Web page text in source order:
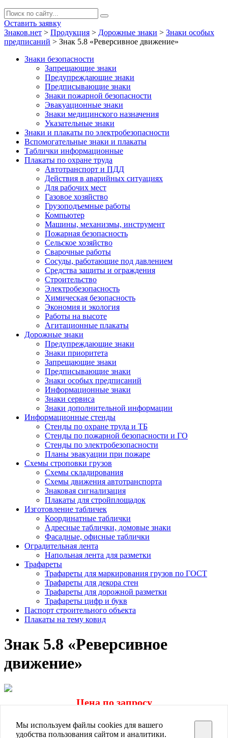
Оставить заявку
Знаков.нет > Продукция > Дорожные знаки > Знаки особых
предписаний > Знак 5.8 «Реверсивное движение»
Знаки безопасности
Запрещающие знаки
Предупреждающие знаки
Предписывающие знаки
Знаки пожарной безопасности
Эвакуационные знаки
Знаки медицинского назначения
Указательные знаки
Знаки и плакаты по электробезопасности
Вспомогательные знаки и плакаты
Таблички информационные
Плакаты по охране труда
Автотранспорт и ПДД
Действия в аварийных ситуациях
Для рабочих мест
Газовое хозяйство
Грузоподъемные работы
Компьютер
Машины, механизмы, инструмент
Пожарная безопасность
Сельское хозяйство
Сварочные работы
Сосуды, работающие под давлением
Средства защиты и ограждения
Строительство
Электробезопасность
Химическая безопасность
Экономия и экология
Работы на высоте
Агитационные плакаты
Дорожные знаки
Предупреждающие знаки
Знаки приоритета
Запрещающие знаки
Предписывающие знаки
Знаки особых предписаний
Информационные знаки
Знаки сервиса
Знаки дополнительной информации
Информационные стенды
Стенды по охране труда и ТБ
Стенды по пожарной безопасности и ГО
Стенды по электробезопасности
Планы эвакуации при пожаре
Схемы строповки грузов
Схемы складирования
Схемы движения автотранспорта
Знаковая сигнализация
Плакаты для стройплощадок
Изготовление табличек
Координатные таблички
Адресные таблички, домовые знаки
Фасадные, офисные таблички
Оградительная лента
Напольная лента для разметки
Трафареты
Трафареты для маркирования грузов по ГОСТ
Трафареты для декора стен
Трафареты для дорожной разметки
Трафареты цифр и букв
Паспорт строительного объекта
Плакаты на тему ковид
Знак 5.8 «Реверсивное
движение»
Цена по запросу
Заказать
Знаков.нет
Мы используем файлы cookies для вашего
удобства пользования сайтом и аналитики.